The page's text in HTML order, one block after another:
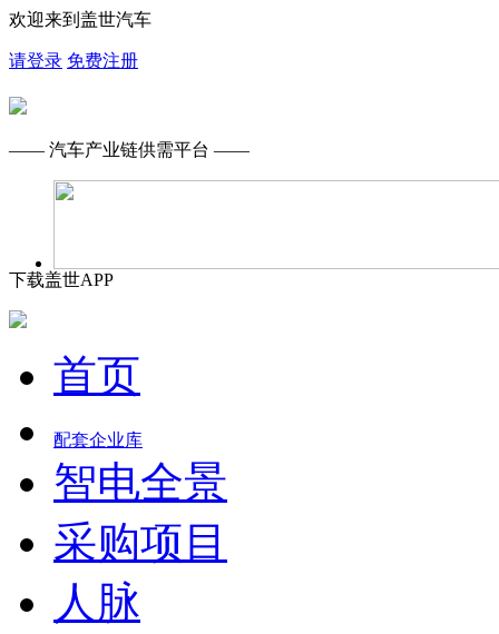
欢迎来到盖世汽车
请登录 免费注册
—— 汽车产业链供需平台 ——
下载盖世APP
首页
配套企业库
智电全景
采购项目
人脉